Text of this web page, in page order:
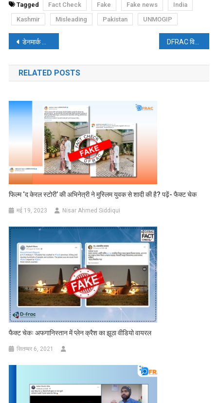
Tagged Fact Check Fake Fake news
India
Kashmir
Misleading Pakistan UNMOGIP
पोस्ट
नेविगेशन
डेनमार्क का नया क़ानून, अब मुस्लिम नहीं दे सकेंगे वोट? पढ़ें, वायरल दावे का फ़ैक्ट-चेक
RELATED POSTS
फिल्म ‘द केरल स्टोरी’ की अभिनेत्री ने मुस्लिम युवक से शादी की है? पढ़ें- फैक्ट चेक
मई 19, 2023 Nisar Ahmed Siddiqui
फैक्ट चेकः अफगानिस्तान में प्लेन क्रैश का झूठा वीडियो वायरल
सितम्बर 6, 2021